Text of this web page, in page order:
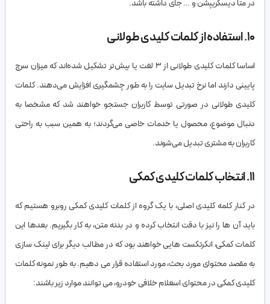
در متا دیسکریپشن و … جای داشته باشد.
10. استفاده از کلمات کلیدی طولانی
اساسا کلمات کلیدی طولانی از 3 لغت یا بیش‌تر تشکیل شده‌اند که میزان سرچ
پایینی دارند اما نرخ تبدیل سایت را به طور چشمگیری افزایش می‌دهند. کلمات
کلیدی طولانی در صورتی توسط کاربران جستجو خواهند شد که مشخصا به
دنبال موضوع، محصول یا خدمات خاصی می‌گردند؛ به همین سبب به راحتی
کاربران به مشتری تبدیل می‌شوند.
11. انتخاب کلمات کلیدی کمکی
در کنار کلمه کلیدی اصلی، با یک گروه از کلمات کلیدی کمکی روبرو هستیم که
باید آن ها را نیز با دقت انتخاب کرده و در بدنه متن، به کار بگیریم. بعدها این
کلمات کمکی، انکرتکست هایی خواهند بود که در مطالب دیگر برای لینک سازی
به مقصد محتوای مورد بحث، مورد استفاده قرار می دهیم. به طور نمونه کلمات
کلیدی کمکی در محتوای اسعلام خلافی خودرو، می توانند موارد زیر باشند: